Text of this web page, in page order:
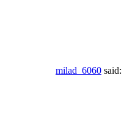
milad_6060 said: